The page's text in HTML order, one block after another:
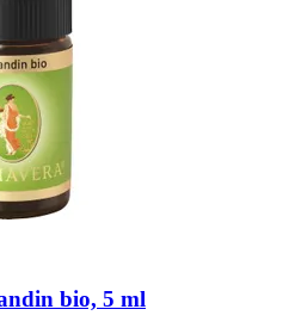
bio, 5 ml